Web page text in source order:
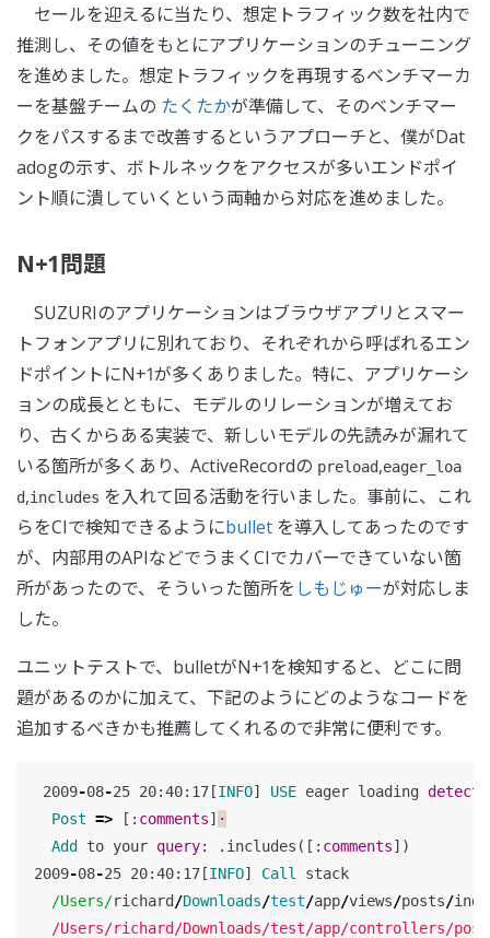
セールを迎えるに当たり、想定トラフィック数を社内で
推測し、その値をもとにアプリケーションのチューニング
を進めました。想定トラフィックを再現するベンチマーカ
ーを基盤チームの たくたかが準備して、そのベンチマー
クをパスするまで改善するというアプローチと、僕がDat
adogの示す、ボトルネックをアクセスが多いエンドポイ
ント順に潰していくという両軸から対応を進めました。
N+1問題
SUZURIのアプリケーションはブラウザアプリとスマー
トフォンアプリに別れており、それぞれから呼ばれるエン
ドポイントにN+1が多くありました。特に、アプリケーシ
ョンの成長とともに、モデルのリレーションが増えてお
り、古くからある実装で、新しいモデルの先読みが漏れて
いる箇所が多くあり、ActiveRecordの preload,eager_loa
d,includes を入れて回る活動を行いました。事前に、これ
らをCIで検知できるようにbullet を導入してあったのです
が、内部用のAPIなどでうまくCIでカバーできていない箇
所があったので、そういった箇所を しもじゅーが対応しま
した。
ユニットテストで、bulletがN+1を検知すると、どこに問
題があるのかに加えて、下記のようにどのようなコードを
追加するべきかも推薦してくれるので非常に便利です。
2009-08-25 20:40: 17 [INFO] USE eager loading
Post => [ :comments] ·
Add
to your query: . includes ([ :comments])
2009-08-25 20:40: 17 [INFO] Call
stack
/Users/richard /Downloads/test/app/views/posts/
/Users/richard/Downloads/test/app/controllers/